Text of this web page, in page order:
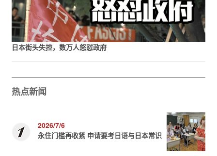
日本街头失控，数万人怒怼政府
热点新闻
2026/7/6
永住门槛再收紧 申请要考日语与日本常识